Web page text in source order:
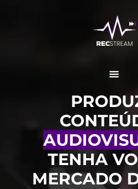
TENHA
MERCADO